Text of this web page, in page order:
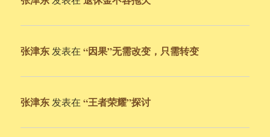
张津东 发表在“因果”无需改变，只需转变
张津东 发表在“王者荣耀”探讨